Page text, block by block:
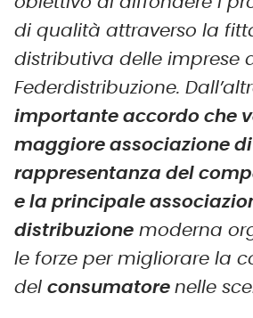
di qualità attraverso la
distributiva delle imprese
Federdistribuzione.
importante accordo che
maggiore associazione di
rappresentanza del
e la principale
distribuzione moderna
le forze per migliorare la
del consumatore nelle